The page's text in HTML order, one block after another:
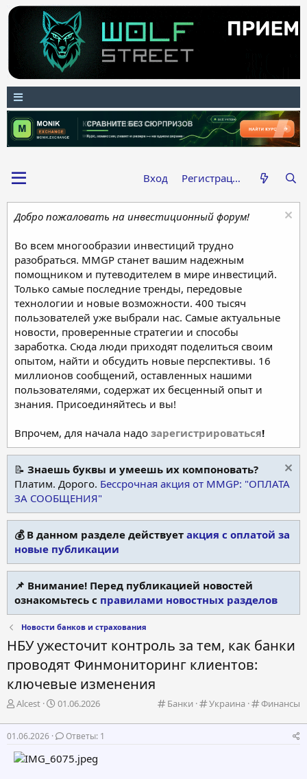
Вход Регистрация
Добро пожаловать на инвестиционный форум!
Во всем многообразии инвестиций трудно
разобраться. MMGP станет вашим надежным
помощником и путеводителем в мире инвестиций.
Только самые последние тренды, передовые
технологии и новые возможности. 400 тысяч
пользователей уже выбрали нас. Самые актуальные
новости, проверенные стратегии и способы
заработка. Сюда люди приходят поделиться своим
опытом, найти и обсудить новые перспективы. 16
миллионов сообщений, оставленных нашими
пользователями, содержат их бесценный опыт и
знания. Присоединяйтесь и вы!
Впрочем, для начала надо зарегистрироваться!
📝 Знаешь буквы и умеешь их компоновать?
Платим. Дорого. Бессрочная акция от MMGP: "ОПЛАТА
ЗА СООБЩЕНИЯ"
💰 В данном разделе действует акция с оплатой за
новые публикации
📌 Внимание! Перед публикацией новостей
ознакомьтесь с правилами новостных разделов
Новости банков и страхования
НБУ ужесточит контроль за тем, как банки
проводят Финмониторинг клиентов:
ключевые изменения
К
т
Банки
К
т
Украина
К
т
Финансы
А
т
о
р
т
Alcest
Д
т
а
а
01.06.2026
01.06.2026 Ответы: 1